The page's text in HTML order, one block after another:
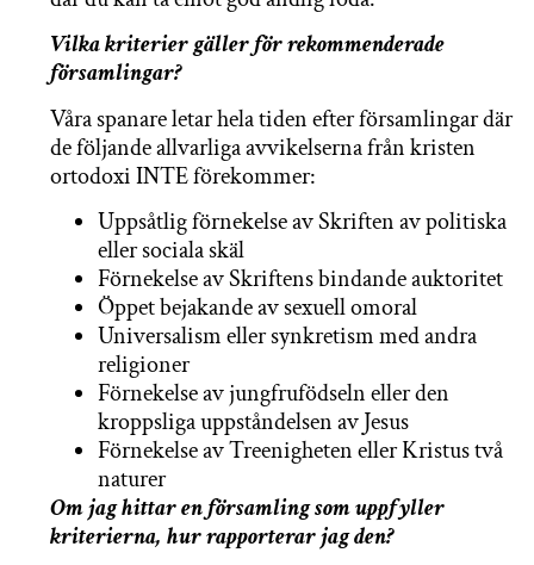
Vilka kriterier gäller för rekommenderade
församlingar?
Våra spanare letar hela tiden efter församlingar där
de följande allvarliga avvikelserna från kristen
ortodoxi INTE förekommer:
Uppsåtlig förnekelse av Skriften av politiska
eller sociala skäl
Förnekelse av Skriftens bindande auktoritet
Öppet bejakande av sexuell omoral
Universalism eller synkretism med andra
religioner
Förnekelse av jungfrufödseln eller den
kroppsliga uppståndelsen av Jesus
Förnekelse av Treenigheten eller Kristus två
naturer
Om jag hittar en församling som uppfyller
kriterierna, hur rapporterar jag den?